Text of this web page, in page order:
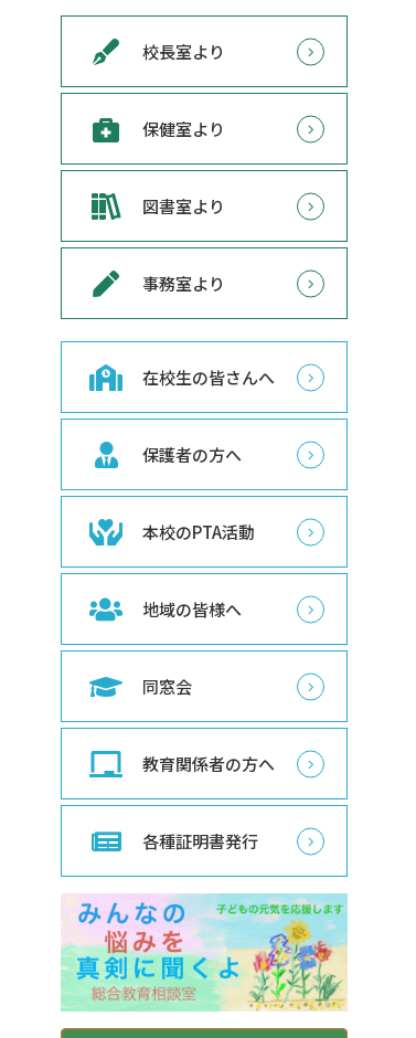
校長室より
保健室より
図書室より
事務室より
在校生の皆さんへ
保護者の方へ
本校のPTA活動
地域の皆様へ
同窓会
教育関係者の方へ
各種証明書発行